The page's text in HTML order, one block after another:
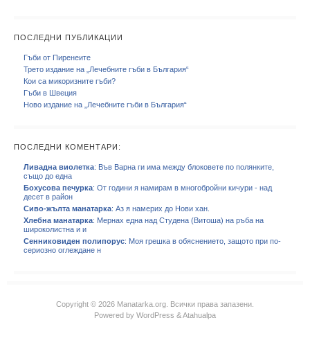
ПОСЛЕДНИ ПУБЛИКАЦИИ
Гъби от Пиренеите
Трето издание на „Лечебните гъби в България“
Кои са микоризните гъби?
Гъби в Швеция
Ново издание на „Лечебните гъби в България“
ПОСЛЕДНИ КОМЕНТАРИ:
Ливадна виолетка: Във Варна ги има между блоковете по полянките,
също до една
Бохусова печурка: От години я намирам в многобройни кичури - над
десет в район
Сиво-жълта манатарка: Аз я намерих до Нови хан.
Хлебна манатарка: Мернах една над Студена (Витоша) на ръба на
широколистна и и
Сенниковиден полипорус: Моя грешка в обяснението, защото при по-
сериозно оглеждане н
Copyright © 2026 Manatarka.org. Всички права запазени.
Powered by WordPress &Atahualpa